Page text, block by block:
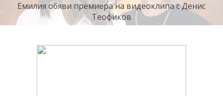
Емилия обяви премиера на видеоклипа с Денис
Теофиков